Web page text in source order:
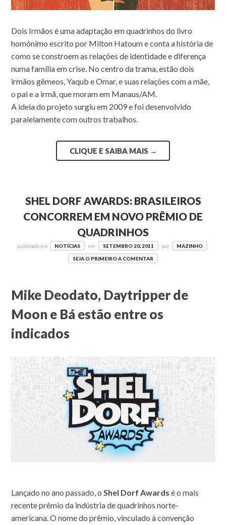
Dois Irmãos é uma adaptação em quadrinhos do livro
homônimo escrito por Milton Hatoum e conta a história de
como se constroem as relações de identidade e diferença
numa família em crise. No centro da trama, estão dois
irmãos gêmeos, Yaqub e Omar, e suas relações com a mãe,
o pai e a irmã, que moram em Manaus/AM.
A ideia do projeto surgiu em 2009 e foi desenvolvido
paralelamente com outros trabalhos.
CLIQUE E SAIBA MAIS →
SHEL DORF AWARDS: BRASILEIROS
CONCORREM EM NOVO PRÊMIO DE
QUADRINHOS
publicado em NOTÍCIAS em SETEMBRO 20, 2011 por MAZINHO
SEJA O PRIMEIRO A COMENTAR
Mike Deodato, Daytripper de
Moon e Bá estão entre os
indicados
Lançado no ano passado, oShel Dorf Awards é o mais
recente prêmio da indústria de quadrinhos norte-
americana. O nome do prêmio, vinculado à convenção